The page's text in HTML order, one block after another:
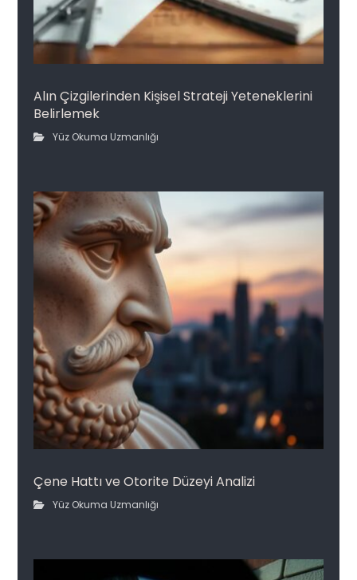
Alın Çizgilerinden Kişisel Strateji Yeteneklerini
Belirlemek
Yüz Okuma Uzmanlığı
Çene Hattı ve Otorite Düzeyi Analizi
Yüz Okuma Uzmanlığı